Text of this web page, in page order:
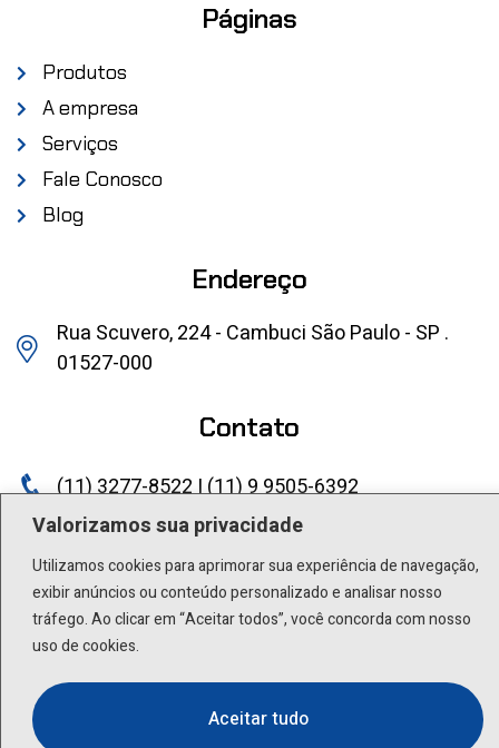
Valorizamos sua privacidade
Utilizamos cookies para aprimorar sua experiência de navegação,
exibir anúncios ou conteúdo personalizado e analisar nosso
tráfego. Ao clicar em “Aceitar todos”, você concorda com nosso
uso de cookies.
Aceitar tudo
Páginas
Produtos
A empresa
Serviços
Fale Conosco
Blog
Endereço
Rua Scuvero, 224 - Cambuci São Paulo - SP .
01527-000
Contato
(11) 3277-8522 | (11) 9 9505-6392
lactea@lactea.com.br
Social